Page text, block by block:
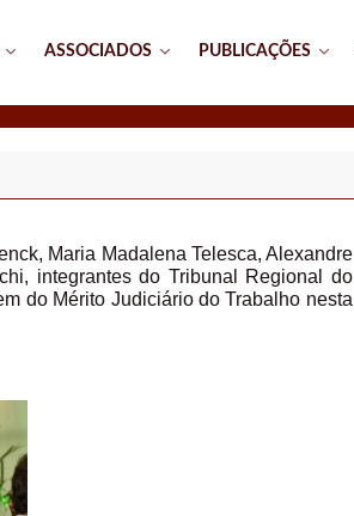
ASSOCIADOS PUBLICAÇÕES
Maria Madalena Telesca, Alexandre
integrantes do Tribunal Regional do
do Mérito Judiciário do Trabalho nesta